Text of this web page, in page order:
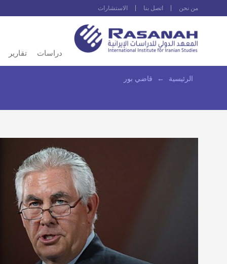
من نحن اتصل بنا الاستشارات
دراسات تقارير
الرئيسية ← قاضي بور